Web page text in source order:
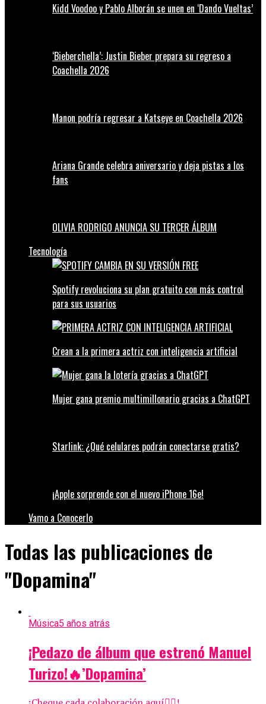
Kidd Voodoo y Pablo Alborán se unen en ‘Dando Vueltas’
‘Bieberchella’: Justin Bieber prepara su regreso a
Coachella 2026
Manon podría regresar a Katseye en Coachella 2026
Ariana Grande celebra aniversario y deja pistas a los
fans
OLIVIA RODRIGO ANUNCIA SU TERCER ÁLBUM
Tecnología
Spotify revoluciona su plan gratuito con más control
para sus usuarios
Crean a la primera actriz con inteligencia artificial
Mujer gana premio multimillonario gracias a ChatGPT
Starlink: ¿Qué celulares podrán conectarse gratis?
¡Apple sorprende con el nuevo iPhone 16e!
Vamo a Conocerlo
Todas las publicaciones de
"Dopamina"
Música5 años atrás
¡Pedazo de álbum que estrenó Manuel
Turizo!🔥’Dopamina’